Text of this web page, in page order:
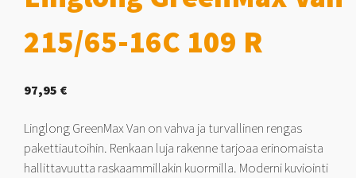
215/65-16C 109 R
97,95 €
Linglong GreenMax Van on vahva ja turvallinen rengas
pakettiautoihin. Renkaan luja rakenne tarjoaa erinomaista
hallittavuutta raskaammillakin kuormilla. Moderni kuviointi